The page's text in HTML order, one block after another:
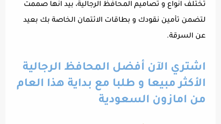
تختلف انواع و تصاميم المحافظ الرجالية، بيد انها صممت
لتضمن تأمين نقودك و بطاقات الائتمان الخاصة بك بعيد
عن السرقة.
اشتري الآن أفضل المحافظ الرجالية
الأكثر مبيعا و طلبا مع بداية هذا العام
من امازون السعودية